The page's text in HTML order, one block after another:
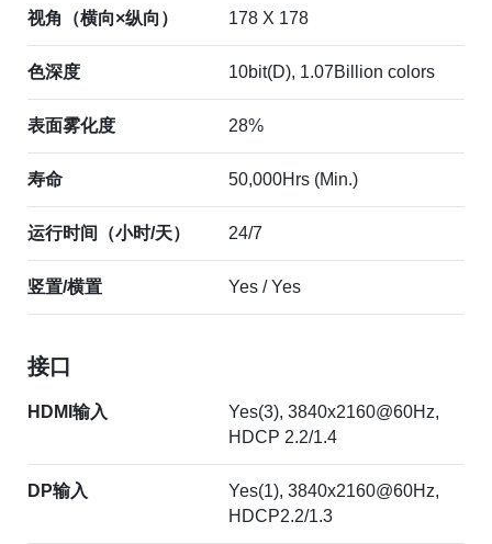
视角（横向×纵向） 178 X 178
色深度 10bit(D), 1.07Billion colors
表面雾化度 28%
寿命 50,000Hrs (Min.)
运行时间（小时/天） 24/7
竖置/横置 Yes / Yes
接口
HDMI输入
Yes(3), 3840x2160@60Hz,
HDCP 2.2/1.4
DP输入
Yes(1), 3840x2160@60Hz,
HDCP2.2/1.3